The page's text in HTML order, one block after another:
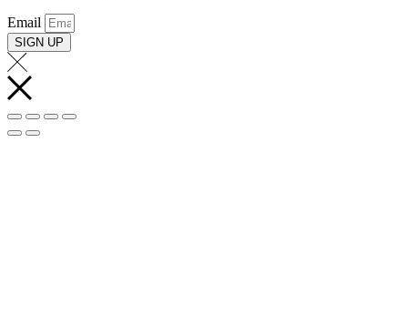
Email
SIGN UP